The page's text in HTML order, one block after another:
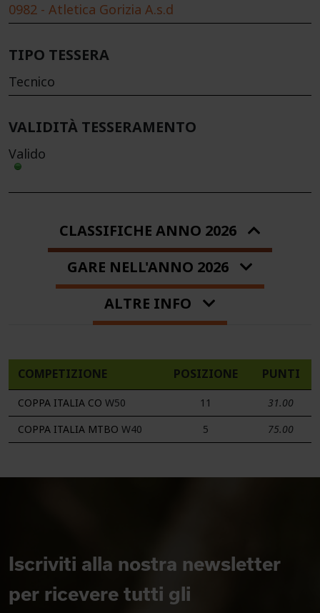
0982 - Atletica Gorizia A.s.d
TIPO TESSERA
Tecnico
VALIDITÀ TESSERAMENTO
Valido
CLASSIFICHE ANNO 2026
GARE NELL'ANNO 2026
ALTRE INFO
COMPETIZIONE POSIZIONE PUNTI
COPPA ITALIA CO W50 11
31.00
COPPA ITALIA MTBO W40 5 75.00
Iscriviti alla nostra newsletter
per ricevere tutti gli